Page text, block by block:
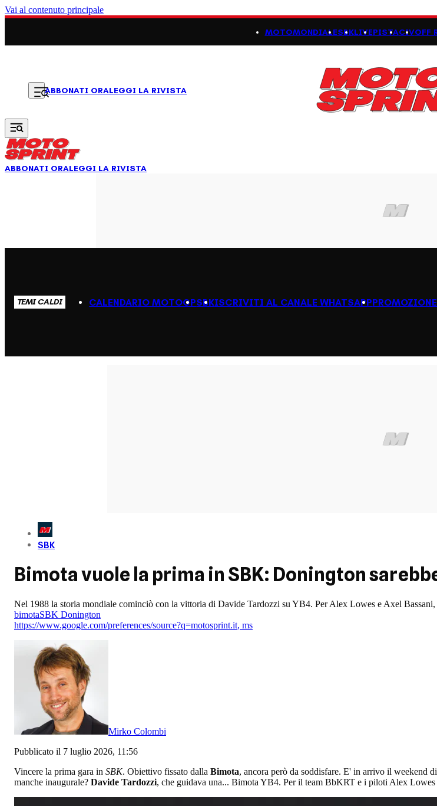
Vai al contenuto principale
MOTOMONDIALESBKLIVEPISTACIVOFF
ABBONATI ORALEGGI LA RIVISTA
ABBONATI ORALEGGI LA RIVISTA
TEMI CALDI CALENDARIO MOTOGPSBKISCRIVITI AL CANALE WHATSAPP
SBK
Bimota vuole la prima in SBK: Donington
Nel 1988 la storia mondiale cominciò con la vittoria di Davide Tardozzi su YB4. Per Alex Lowes e Axel
bimotaSBK Donington
https://www.google.com/preferences/source?q=motosprint.it, ms
Mirko Colombi
Pubblicato il 7 luglio 2026, 11:56
Vincere la prima gara in SBK. Obiettivo fissato dalla Bimota, ancora però da soddisfare. E' in arrivo il weekend
manche inaugurale? Davide Tardozzi, che guidava una... Bimota YB4. Per il team BbKRT e i piloti Alex